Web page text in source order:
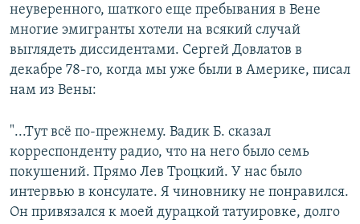
неуверенного, шаткого еще пребывания в Вене
многие эмигранты хотели на всякий случай
выглядеть диссидентами. Сергей Довлатов в
декабре 78-го, когда мы уже были в Америке, писал
нам из Вены:
"...Тут всё по-прежнему. Вадик Б. сказал
корреспонденту радио, что на него было семь
покушений. Прямо Лев Троцкий. У нас было
интервью в консулате. Я чиновнику не понравился.
Он привязался к моей дурацкой татуировке, долго